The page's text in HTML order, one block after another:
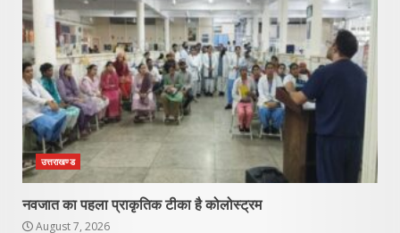
उत्तराखण्ड
नवजात का पहला प्राकृतिक टीका है कोलोस्ट्रम
August 7, 2026